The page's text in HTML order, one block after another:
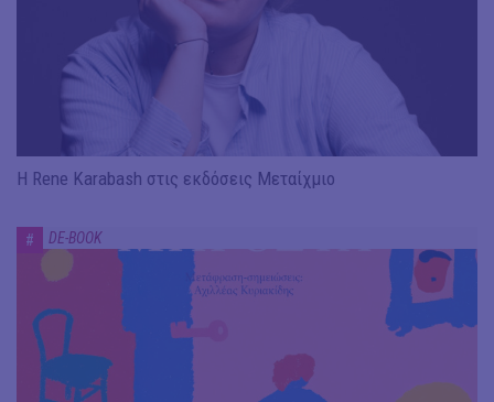
Η Rene Karabash στις εκδόσεις Μεταίχμιο
# DE-BOOK